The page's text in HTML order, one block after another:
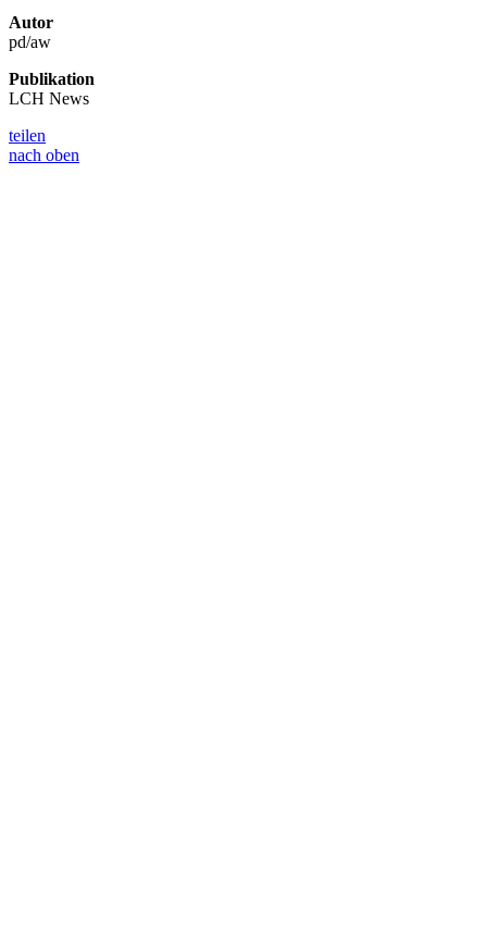
Autor
pd/aw
Publikation
LCH News
teilen
nach oben